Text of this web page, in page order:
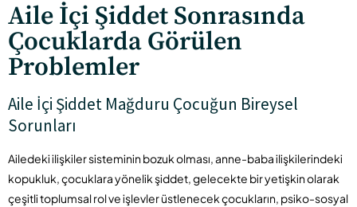
Aile İçi Şiddet Sonrasında
Çocuklarda Görülen
Problemler
Aile İçi Şiddet Mağduru Çocuğun Bireysel
Sorunları
Ailedeki ilişkiler sisteminin bozuk olması, anne-baba ilişkilerindeki
kopukluk, çocuklara yönelik şiddet, gelecekte bir yetişkin olarak
çeşitli toplumsal rol ve işlevler üstlenecek çocukların, psiko-sosyal